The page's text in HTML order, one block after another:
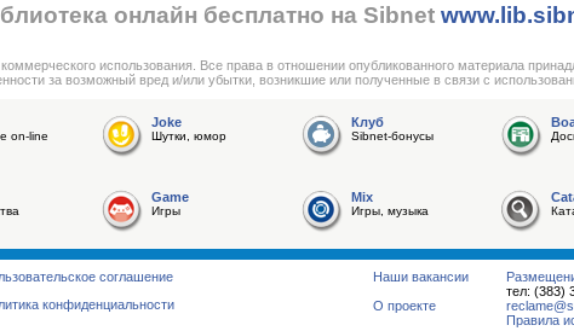
онлайн бесплатно на Sibnet
использования. Все права в отношении опубликованного материала
за возможный вред и/или убытки, возникшие или полученные в связи с
on-line
Joke
Шутки, юмор
Клуб
Sibnet-бонусы
Game
Игры
Mix
Игры, музыка
тел: (383)
Правила
Наши вакансии
О проекте
соглашение
конфиденциальности